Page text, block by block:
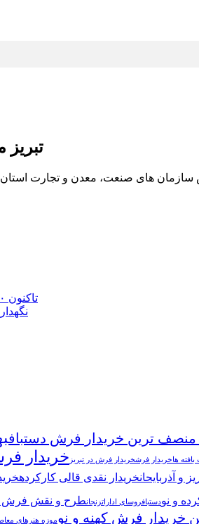
تاکنون ۷۰ هزار مترمربع فرش برای حرم مطهر رضوی بافته شده است
نگهداری ۱۰۲ تخته فرش ۵۰۰ ساله در موزه
و منصف ترین خریدار فرش دستباف
ها خریدار فرشخریدار فرش در تبریز خریدار
و آذربایحانخریدار نقدی قالی کارکرده
و نودستبافروسای اداراتزنجانطرح و نقش فرش
خریدار فرش کهنه و نوموزه هنرهای